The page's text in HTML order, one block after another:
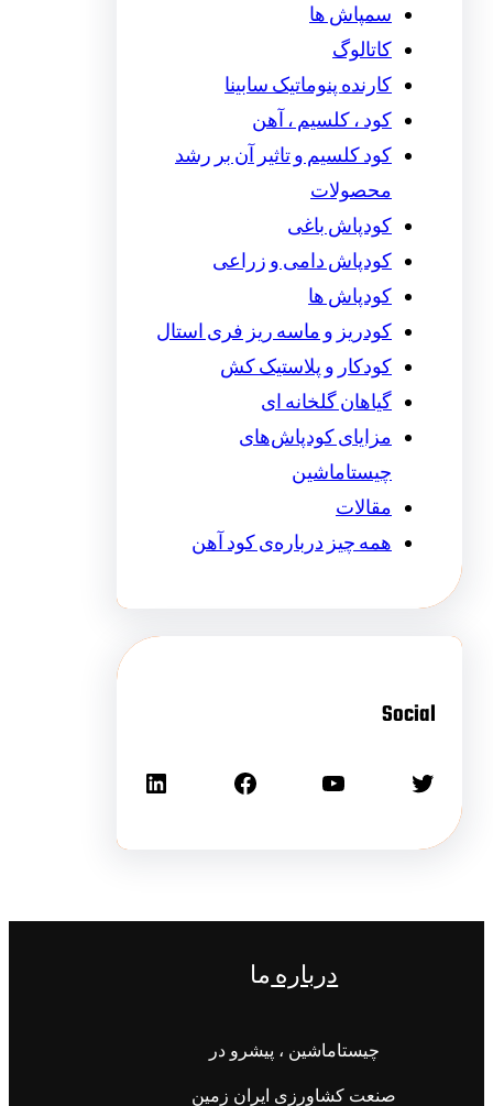
سمپاش ها
کاتالوگ
کارنده پنوماتیک سابینا
کود ، کلسیم ، آهن
کود کلسیم و تاثیر آن بر رشد
محصولات
کودپاش باغی
کودپاش دامی و زراعی
کودپاش ها
کودریز و ماسه ریز فری استال
کودکار و پلاستیک کش
گیاهان گلخانه ای
مزایای کودپاش‌های
چیستاماشین
مقالات
همه چیز درباره‌ی کود آهن
Social
دربارهما
چیستاماشین ، پیشرو در
صنعت کشاورزی ایران زمین